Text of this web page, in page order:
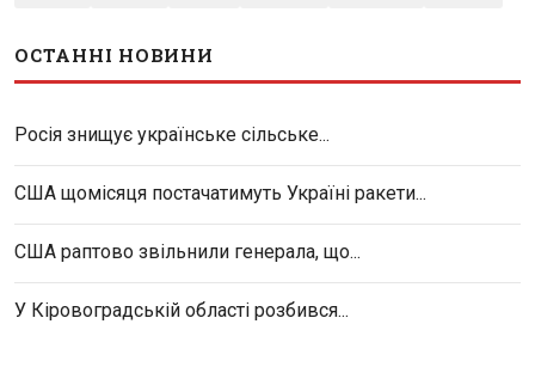
ОСТАННІ НОВИНИ
Росія знищує українське сільське...
США щомісяця постачатимуть Україні ракети...
США раптово звільнили генерала, що...
У Кіровоградській області розбився...